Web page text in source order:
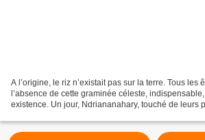
A l’origine, le riz n’existait pas sur la terre. Tous les
l’absence de cette graminée céleste,
existence. Un jour, Ndriananahary, touché de leurs